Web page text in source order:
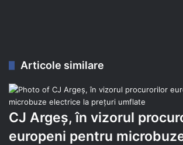
Articole similare
CJ Argeș, în vizorul
europeni pentru